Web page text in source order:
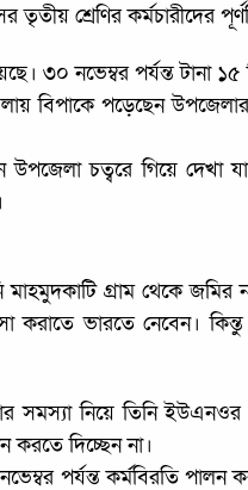
শ্রেণির কর্মচারীদের
৩০ নভেম্বর পর্যন্ত টানা
বিপাকে পড়েছেন
উপজেলা চত্বরে গিয়ে
গ্রাম থেকে
করাতে ভারতে নেবেন।
সমস্যা নিয়ে তিনি
করতে দিচ্ছেন না।
পর্যন্ত কর্মবিরতি পালন